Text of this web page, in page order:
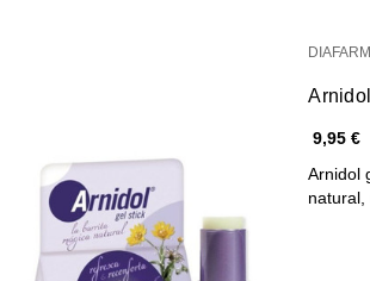
DIAFARM
9,95 €
Arnidol
natural,